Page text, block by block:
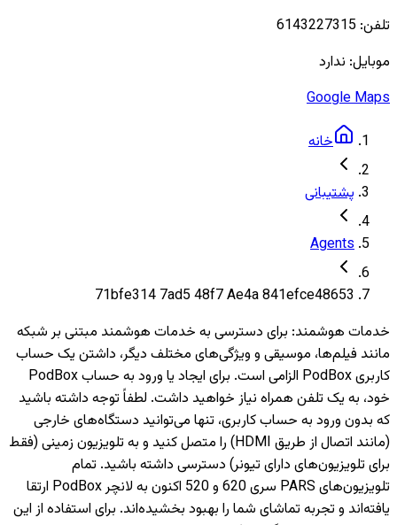
تلفن: 6143227315
موبایل: ندارد
Google Maps
خانه
پشتیبانی
Agents
71bfe314 7ad5 48f7 Ae4a 841efce48653
خدمات هوشمند: برای دسترسی به خدمات هوشمند مبتنی بر شبکه
مانند فیلم‌ها، موسیقی و ویژگی‌های مختلف دیگر، داشتن یک حساب
کاربری PodBox الزامی است. برای ایجاد یا ورود به حساب PodBox
خود، به یک تلفن همراه نیاز خواهید داشت. لطفاً توجه داشته باشید
که بدون ورود به حساب کاربری، تنها می‌توانید دستگاه‌های خارجی
(مانند اتصال از طریق HDMI) را متصل کنید و به تلویزیون‌ زمینی (فقط
برای تلویزیون‌های دارای تیونر) دسترسی داشته باشید. تمام
تلویزیون‌های PARS سری 620 و 520 اکنون به لانچر PodBox ارتقا
یافته‌اند و تجربه تماشای شما را بهبود بخشیده‌اند. برای استفاده از این